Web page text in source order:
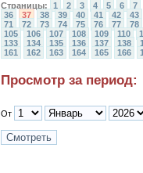
Страницы: 1 2 3 4 5 6 7
36
37 38 39 40 41 42 43
71
72 73 74 75 76 77 78
105
106 107 108 109 110
133
134 135 136 137 138
161
162 163 164 165 166
Просмотр за период:
От